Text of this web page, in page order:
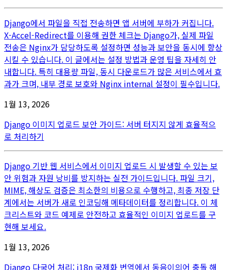
Django에서 파일을 직접 전송하면 앱 서버에 부하가 커집니다.
X-Accel-Redirect를 이용해 권한 체크는 Django가, 실제 파일
전송은 Nginx가 담당하도록 설정하면 성능과 보안을 동시에 향상
시킬 수 있습니다. 이 글에서는 설정 방법과 운영 팁을 자세히 안
내합니다. 특히 대용량 파일, 동시 다운로드가 많은 서비스에서 효
과가 크며, 내부 경로 보호와 Nginx internal 설정이 필수입니다.
1월 13, 2026
Django 이미지 업로드 보안 가이드: 서버 터지지 않게 효율적으
로 처리하기
Django 기반 웹 서비스에서 이미지 업로드 시 발생할 수 있는 보
안 위험과 자원 낭비를 방지하는 실전 가이드입니다. 파일 크기,
MIME, 해상도 검증은 최소한의 비용으로 수행하고, 최종 저장 단
계에서는 서버가 새로 인코딩해 메타데이터를 정리합니다. 이 체
크리스트와 코드 예제로 안전하고 효율적인 이미지 업로드를 구
현해 보세요.
1월 13, 2026
Django 다국어 처리: i18n 국제화 번역에서 동음이의어 충돌 해